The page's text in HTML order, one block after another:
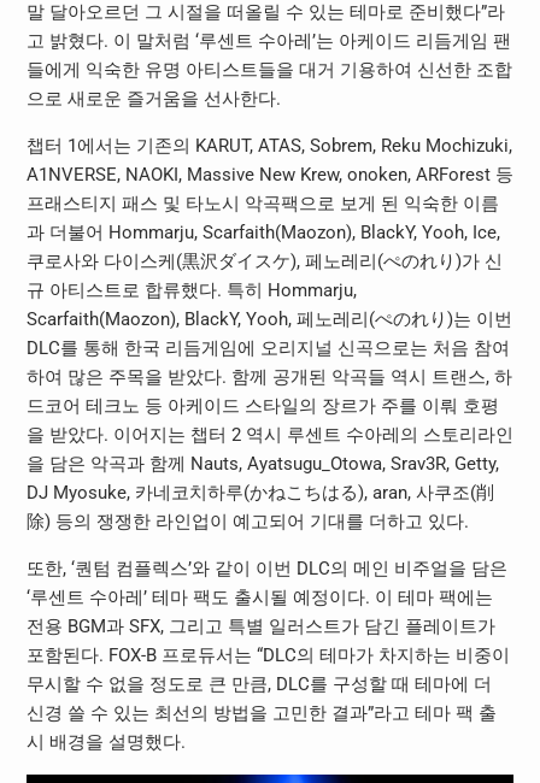
말 달아오르던 그 시절을 떠올릴 수 있는 테마로 준비했다”라
고 밝혔다. 이 말처럼 ‘루센트 수아레’는 아케이드 리듬게임 팬
들에게 익숙한 유명 아티스트들을 대거 기용하여 신선한 조합
으로 새로운 즐거움을 선사한다.
챕터 1에서는 기존의 KARUT, ATAS, Sobrem, Reku Mochizuki,
A1NVERSE, NAOKI, Massive New Krew, onoken, ARForest 등
프래스티지 패스 및 타노시 악곡팩으로 보게 된 익숙한 이름
과 더불어 Hommarju, Scarfaith(Maozon), BlackY, Yooh, Ice,
쿠로사와 다이스케(黒沢ダイスケ), 페노레리(ぺのれり)가 신
규 아티스트로 합류했다. 특히 Hommarju,
Scarfaith(Maozon), BlackY, Yooh, 페노레리(ぺのれり)는 이번
DLC를 통해 한국 리듬게임에 오리지널 신곡으로는 처음 참여
하여 많은 주목을 받았다. 함께 공개된 악곡들 역시 트랜스, 하
드코어 테크노 등 아케이드 스타일의 장르가 주를 이뤄 호평
을 받았다. 이어지는 챕터 2 역시 루센트 수아레의 스토리라인
을 담은 악곡과 함께 Nauts, Ayatsugu_Otowa, Srav3R, Getty,
DJ Myosuke, 카네코치하루(かねこちはる), aran, 사쿠조(削
除) 등의 쟁쟁한 라인업이 예고되어 기대를 더하고 있다.
또한, ‘퀀텀 컴플렉스’와 같이 이번 DLC의 메인 비주얼을 담은
‘루센트 수아레’ 테마 팩도 출시될 예정이다. 이 테마 팩에는
전용 BGM과 SFX, 그리고 특별 일러스트가 담긴 플레이트가
포함된다. FOX-B 프로듀서는 “DLC의 테마가 차지하는 비중이
무시할 수 없을 정도로 큰 만큼, DLC를 구성할 때 테마에 더
신경 쓸 수 있는 최선의 방법을 고민한 결과”라고 테마 팩 출
시 배경을 설명했다.